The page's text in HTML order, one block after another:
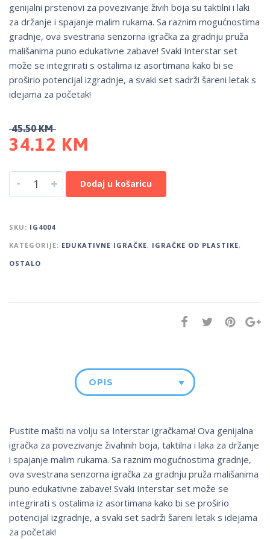
genijalni prstenovi za povezivanje živih boja su taktilni i laki
za držanje i spajanje malim rukama. Sa raznim mogućnostima
gradnje, ova svestrana senzorna igračka za gradnju pruža
mališanima puno edukativne zabave! Svaki Interstar set
može se integrirati s ostalima iz asortimana kako bi se
proširio potencijal izgradnje, a svaki set sadrži šareni letak s
idejama za početak!
45.50KM
34.12 KM
- + Dodaj u košaricu
SKU: IG4004
KATEGORIJE: EDUKATIVNE IGRAČKE, IGRAČKE OD PLASTIKE,
OSTALO
OPIS
Pustite mašti na volju sa Interstar igračkama! Ova genijalna
igračka za povezivanje živahnih boja, taktilna i laka za držanje
i spajanje malim rukama. Sa raznim mogućnostima gradnje,
ova svestrana senzorna igračka za gradnju pruža mališanima
puno edukativne zabave! Svaki Interstar set može se
integrirati s ostalima iz asortimana kako bi se proširio
potencijal izgradnje, a svaki set sadrži šareni letak s idejama
za početak!